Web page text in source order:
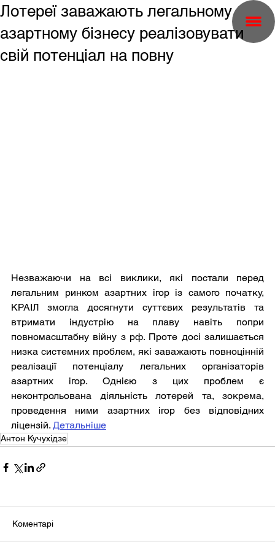
Лотереї заважають легальному
азартному бізнесу реалізовувати
свій потенціал на повну
Незважаючи на всі виклики, які постали перед
легальним ринком азартних ігор із самого початку,
КРАІЛ змогла досягнути суттєвих результатів та
втримати індустрію на плаву навіть попри
повномасштабну війну з рф. Проте досі залишається
низка системних проблем, які заважають повноцінній
реалізації потенціалу легальних організаторів
азартних ігор. Однією з цих проблем є
неконтрольована діяльність лотерей та, зокрема,
проведення ними азартних ігор без відповідних
ліцензій. Детальніше
Антон Кучухідзе
Коментарі